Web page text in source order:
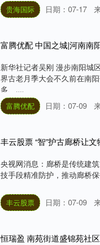
贵海国际 日期：07-17
富腾优配 中国之城|河南南
新华社记者吴刚 漫步南阳城
界古老月季大会不久前在南
多、....
富腾优配 日期：07-09
丰云股票 “智”护古廊桥让
央视网消息：廊桥是传统建
技手段精准防护，推动廊桥
丰云股票 日期：07-09
恒瑞盈 南苑街道盛锦苑社